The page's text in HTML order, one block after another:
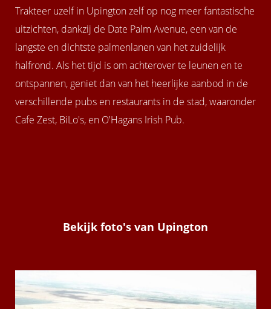
Trakteer uzelf in Upington zelf op nog meer fantastische
uitzichten, dankzij de Date Palm Avenue, een van de
langste en dichtste palmenlanen van het zuidelijk
halfrond. Als het tijd is om achterover te leunen en te
ontspannen, geniet dan van het heerlijke aanbod in de
verschillende pubs en restaurants in de stad, waaronder
Cafe Zest, BiLo's, en O'Hagans Irish Pub.
Bekijk foto's van Upington